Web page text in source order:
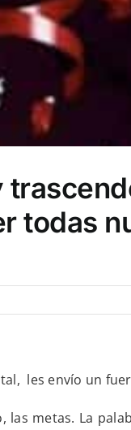
todas
les envío un
metas. La